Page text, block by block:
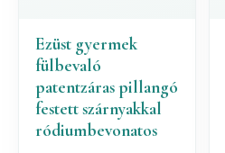
Ezüst gyermek
fülbevaló
patentzáras pillangó
festett szárnyakkal
ródiumbevonatos